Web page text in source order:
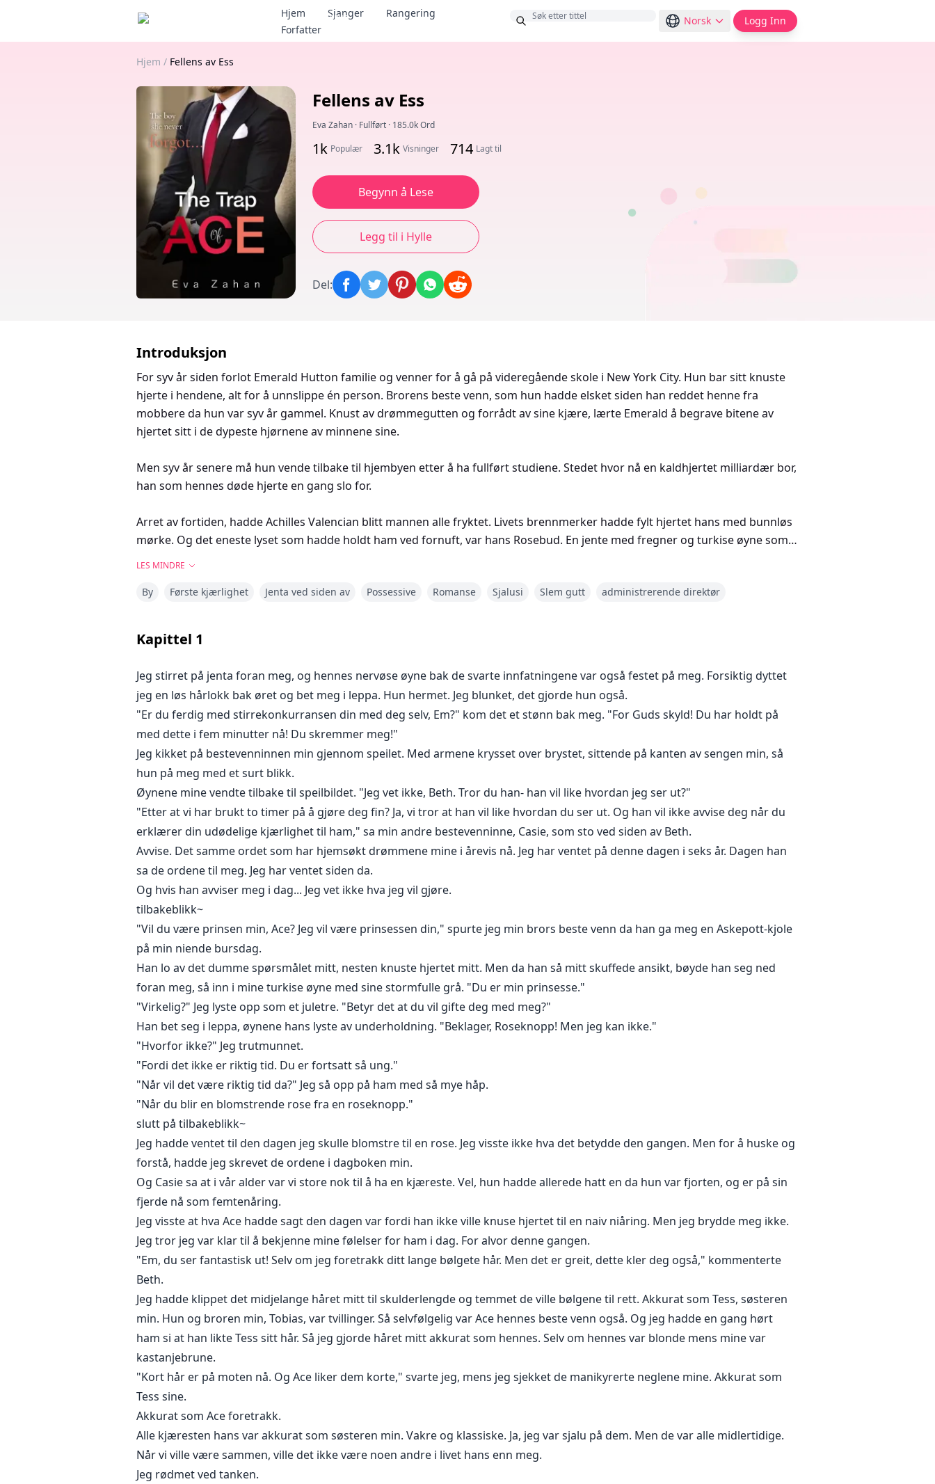
Hjem Sjanger
Rangering
Forfatter
Bonus Norsk Logg Inn
Hjem / Fellens av Ess
Fellens av Ess
Eva Zahan · Fullført · 185.0k Ord
1k Populær 3.1k Visninger 714 Lagt til
Begynn å Lese
Legg til i Hylle
Del:
Introduksjon
For syv år siden forlot Emerald Hutton familie og venner for å gå på videregående skole i New York City. Hun bar sitt knuste
hjerte i hendene, alt for å unnslippe én person. Brorens beste venn, som hun hadde elsket siden han reddet henne fra
mobbere da hun var syv år gammel. Knust av drømmegutten og forrådt av sine kjære, lærte Emerald å begrave bitene av
hjertet sitt i de dypeste hjørnene av minnene sine.
Men syv år senere må hun vende tilbake til hjembyen etter å ha fullført studiene. Stedet hvor nå en kaldhjertet milliardær bor,
han som hennes døde hjerte en gang slo for.
Arret av fortiden, hadde Achilles Valencian blitt mannen alle fryktet. Livets brennmerker hadde fylt hjertet hans med bunnløs
mørke. Og det eneste lyset som hadde holdt ham ved fornuft, var hans Rosebud. En jente med fregner og turkise øyne som
Etter år med avstand, når tiden endelig er inne for å fange lyset sitt inn i sitt territorium, vil Achilles Valencian spille sitt spill. Et
Vil Emerald klare å skille flammene av kjærlighet og begjær, og sjarmen fra bølgen som en gang oversvømmet henne, for å
Han får det han vil ha. Og dette spillet kalles...
Aces felle.
LES MINDRE
By Første kjærlighet Jenta ved siden av Possessive Romanse Sjalusi Slem gutt administrerende direktør
Kapittel 1
Jeg stirret på jenta foran meg, og hennes nervøse øyne bak de svarte innfatningene var også festet på meg. Forsiktig dyttet
jeg en løs hårlokk bak øret og bet meg i leppa. Hun hermet. Jeg blunket, det gjorde hun også.
"Er du ferdig med stirrekonkurransen din med deg selv, Em?" kom det et stønn bak meg. "For Guds skyld! Du har holdt på
med dette i fem minutter nå! Du skremmer meg!"
Jeg kikket på bestevenninnen min gjennom speilet. Med armene krysset over brystet, sittende på kanten av sengen min, så
hun på meg med et surt blikk.
Øynene mine vendte tilbake til speilbildet. "Jeg vet ikke, Beth. Tror du han- han vil like hvordan jeg ser ut?"
"Etter at vi har brukt to timer på å gjøre deg fin? Ja, vi tror at han vil like hvordan du ser ut. Og han vil ikke avvise deg når du
erklærer din udødelige kjærlighet til ham," sa min andre bestevenninne, Casie, som sto ved siden av Beth.
Avvise. Det samme ordet som har hjemsøkt drømmene mine i årevis nå. Jeg har ventet på denne dagen i seks år. Dagen han
sa de ordene til meg. Jeg har ventet siden da.
Og hvis han avviser meg i dag... Jeg vet ikke hva jeg vil gjøre.
tilbakeblikk~
"Vil du være prinsen min, Ace? Jeg vil være prinsessen din," spurte jeg min brors beste venn da han ga meg en Askepott-kjole
på min niende bursdag.
Han lo av det dumme spørsmålet mitt, nesten knuste hjertet mitt. Men da han så mitt skuffede ansikt, bøyde han seg ned
foran meg, så inn i mine turkise øyne med sine stormfulle grå. "Du er min prinsesse."
"Virkelig?" Jeg lyste opp som et juletre. "Betyr det at du vil gifte deg med meg?"
Han bet seg i leppa, øynene hans lyste av underholdning. "Beklager, Roseknopp! Men jeg kan ikke."
"Hvorfor ikke?" Jeg trutmunnet.
"Fordi det ikke er riktig tid. Du er fortsatt så ung."
"Når vil det være riktig tid da?" Jeg så opp på ham med så mye håp.
"Når du blir en blomstrende rose fra en roseknopp."
slutt på tilbakeblikk~
Jeg hadde ventet til den dagen jeg skulle blomstre til en rose. Jeg visste ikke hva det betydde den gangen. Men for å huske og
forstå, hadde jeg skrevet de ordene i dagboken min.
Og Casie sa at i vår alder var vi store nok til å ha en kjæreste. Vel, hun hadde allerede hatt en da hun var fjorten, og er på sin
fjerde nå som femtenåring.
Jeg visste at hva Ace hadde sagt den dagen var fordi han ikke ville knuse hjertet til en naiv niåring. Men jeg brydde meg ikke.
Jeg tror jeg var klar til å bekjenne mine følelser for ham i dag. For alvor denne gangen.
"Em, du ser fantastisk ut! Selv om jeg foretrakk ditt lange bølgete hår. Men det er greit, dette kler deg også," kommenterte
Beth.
Jeg hadde klippet det midjelange håret mitt til skulderlengde og temmet de ville bølgene til rett. Akkurat som Tess, søsteren
min. Hun og broren min, Tobias, var tvillinger. Så selvfølgelig var Ace hennes beste venn også. Og jeg hadde en gang hørt
ham si at han likte Tess sitt hår. Så jeg gjorde håret mitt akkurat som hennes. Selv om hennes var blonde mens mine var
kastanjebrune.
"Kort hår er på moten nå. Og Ace liker dem korte," svarte jeg, mens jeg sjekket de manikyrerte neglene mine. Akkurat som
Tess sine.
Akkurat som Ace foretrakk.
Alle kjæresten hans var akkurat som søsteren min. Vakre og klassiske. Ja, jeg var sjalu på dem. Men de var alle midlertidige.
Når vi ville være sammen, ville det ikke være noen andre i livet hans enn meg.
Jeg rødmet ved tanken.